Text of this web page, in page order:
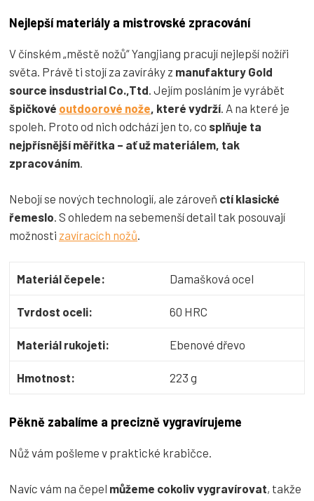
Nejlepší materiály a mistrovské zpracování
V čínském „městě nožů“ Yangjiang pracují nejlepší nožíři
světa. Právě ti stojí za zavíráky z manufaktury Gold
source insdustrial Co.,Ttd . Jejím posláním je vyrábět
špičkové outdoorové nože , které vydrží . A na které je
spoleh. Proto od nich odchází jen to, co splňuje ta
nejpřísnější měřítka – ať už materiálem, tak
zpracováním
Nebojí se nových technologií, ale zároveň ctí klasické
řemeslo . S ohledem na sebemenší detail tak posouvají
možnosti zavíracích nožů
Materiál čepele: Damašková ocel
Tvrdost oceli: 60 HRC
Materiál rukojeti: Ebenové dřevo
Hmotnost: 223 g
Pěkně zabalíme a precizně vygravírujeme
Nůž vám pošleme v praktické krabičce.
Navíc vám na čepel můžeme cokoliv vygravírovat, takže